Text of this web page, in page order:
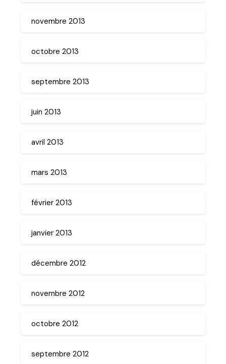
novembre 2013
octobre 2013
septembre 2013
juin 2013
avril 2013
mars 2013
février 2013
janvier 2013
décembre 2012
novembre 2012
octobre 2012
septembre 2012